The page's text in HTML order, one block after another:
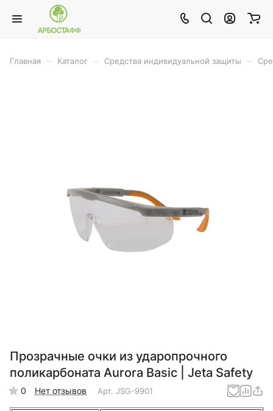
Главная Каталог Средства индивидуальной защиты
Прозрачные очки из ударопрочного
поликарбоната Aurora Basic | Jeta Safety
0 Нет отзывов Арт. JSG-9901